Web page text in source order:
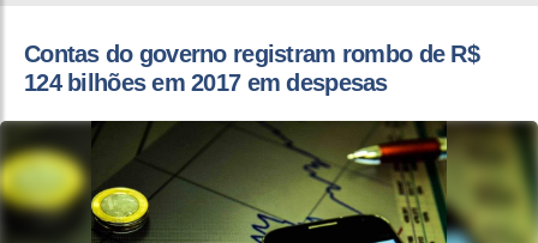
Contas do governo registram rombo de R$
124 bilhões em 2017 em despesas